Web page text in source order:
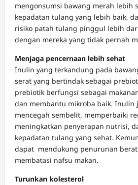
mengonsumsi bawang merah lebih
kepadatan tulang yang lebih baik,
risiko patah tulang pinggul lebih
dengan mereka yang tidak pernah
Menjaga pencernaan lebih sehat
Inulin yang terkandung pada
serat yang bertindak sebagai
prebiotik berfungsi sebagai
dan membantu mikroba baik. Inulin
mencegah sembelit, memperbaiki
meningkatkan penyerapan nutrisi,
kepadatan tulang yang sehat.
dapat mendukung penurunan
membatasi nafsu makan.
Turunkan kolesterol